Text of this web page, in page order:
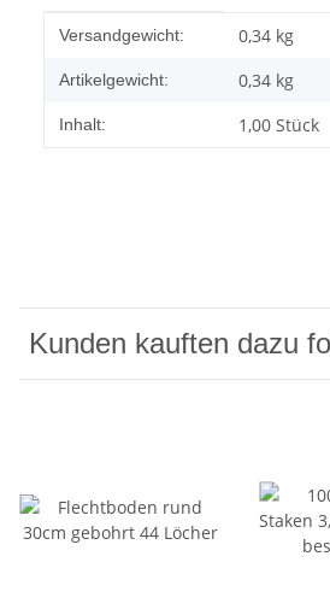
Produkteigenschaft
Wert
Versandgewicht: 0,34 kg
Artikelgewicht: 0,34 kg
Inhalt: 1,00 Stück
Kunden kauften dazu